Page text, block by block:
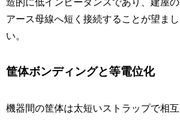
アース母線へ短く接続することが望まし
い。
筐体ボンディングと等電位化
機器間の筐体は太短いストラップで相互